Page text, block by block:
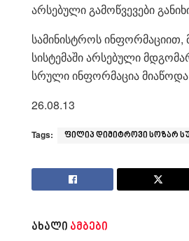
არსებული გამოწვევები
სამინისტროს ინფორმაციით,
სისტემაში არსებული
სრული ინფორმაცია
26.08.13
Tags: ფილიპ დიმიტროვი სოზარ
ახალი ამბები